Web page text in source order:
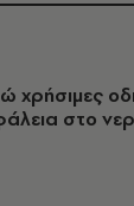
χρήσιμες
στο